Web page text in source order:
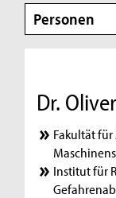
Personen
Dr.
Fakultät
Institut für